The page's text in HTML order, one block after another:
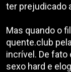
ter prejudicado
Mas quando o
quente.club
incrível. De
sexo hard e